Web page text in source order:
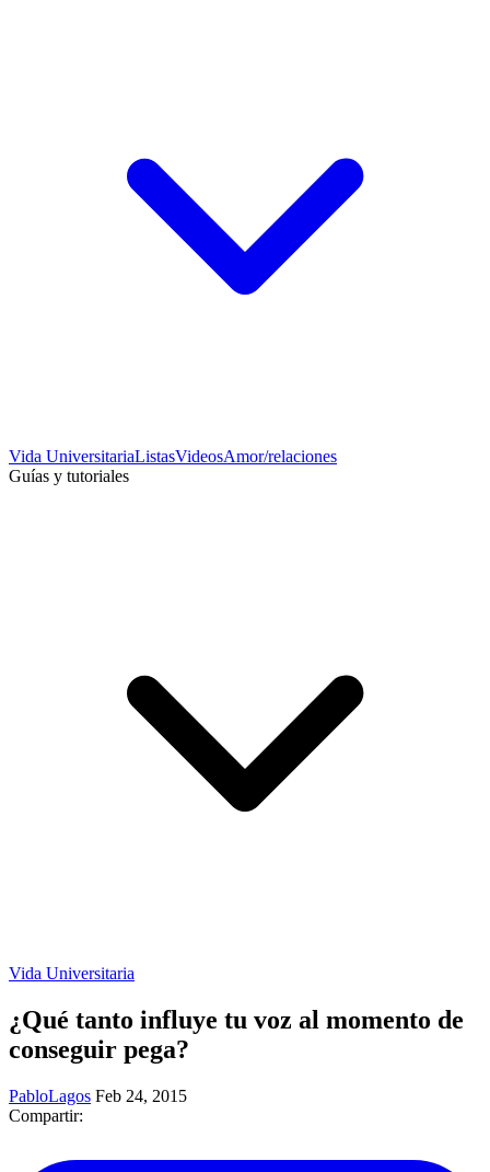
Vida UniversitariaListasVideosAmor/relaciones
Guías y tutoriales
Vida Universitaria
¿Qué tanto influye tu voz al momento de
conseguir pega?
PabloLagos Feb 24, 2015
Compartir: